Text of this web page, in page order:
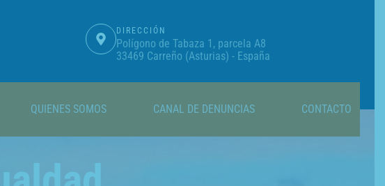
DIRECCIÓN
Polígono de Tabaza 1, parcela A8
33469 Carreño (Asturias) - España
QUIENES SOMOS CANAL DE DENUNCIAS CONTACTO